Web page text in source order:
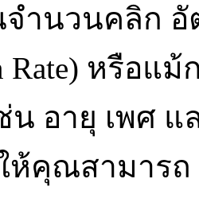
จำนวนคลิก อั
Rate) หรือแ
น อายุ เพศ
ห้คุณสามารถ